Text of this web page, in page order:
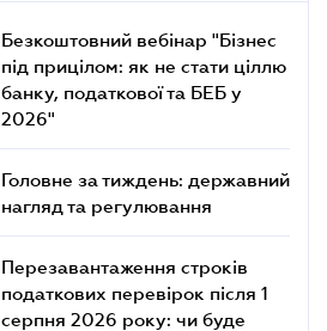
Безкоштовний вебінар "Бізнес
під прицілом: як не стати ціллю
банку, податкової та БЕБ у
2026"
Головне за тиждень: державний
нагляд та регулювання
Перезавантаження строків
податкових перевірок після 1
серпня 2026 року: чи буде